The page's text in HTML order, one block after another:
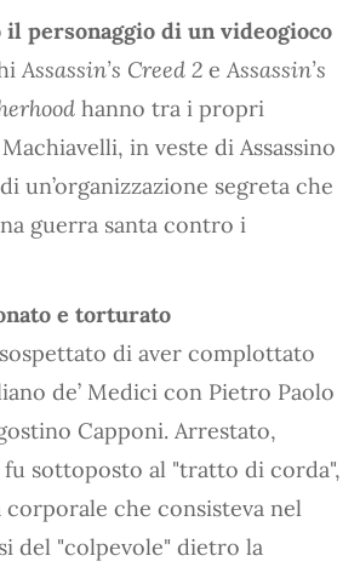
il personaggio di un videogioco
Assassin’s Creed 2 e Assassin’s
hanno tra i propri
in veste di Assassino
un’organizzazione segreta che
guerra santa contro i
e torturato
sospettato di aver complottato
de’ Medici con Pietro Paolo
Capponi. Arrestato,
sottoposto al "tratto di corda",
che consisteva nel
del "colpevole" dietro la